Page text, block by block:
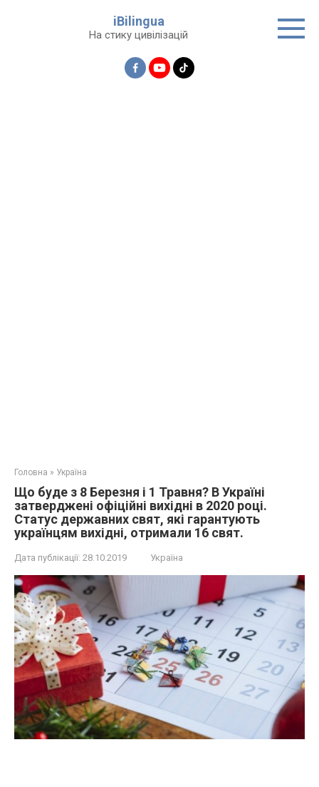
iBilingua
На стику цивілізацій
Головна » Україна
Що буде з 8 Березня і 1 Травня? В Україні
затверджені офіційні вихідні в 2020 році.
Статус державних свят, які гарантують
українцям вихідні, отримали 16 свят.
Дата публікації: 28.10.2019 Україна